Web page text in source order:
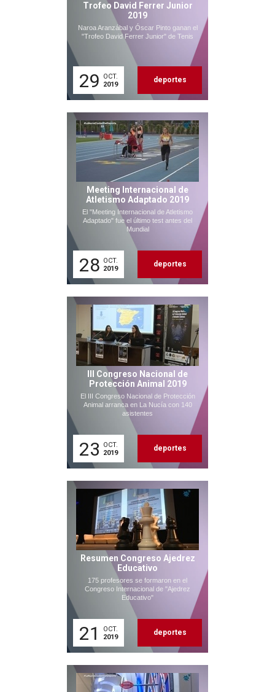
Trofeo David Ferrer Junior
2019
Naroa Aranzábal y Óscar Pinto ganan el
"Trofeo David Ferrer Junior" de Tenis
29
OCT.
2019
deportes
Meeting Internacional de
Atletismo Adaptado 2019
El "Meeting Internacional de Atletismo
Adaptado" fue el último test antes del
Mundial
28 OCT.
2019
deportes
III Congreso Nacional de
Protección Animal 2019
El III Congreso Nacional de Protección
Animal arranca en La Nucía con 140
asistentes
23
OCT.
2019
deportes
Resumen Congreso Ajedrez
Educativo
175 profesores se formaron en el
Congreso Internacional de "Ajedrez
Educativo"
21
OCT.
2019
deportes